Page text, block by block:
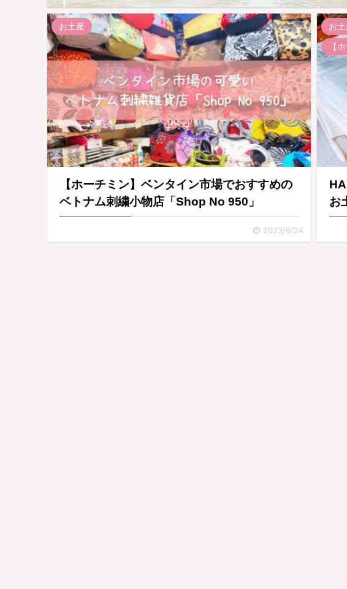
お土産
【ホーチミン】ベンタイン市場でおすすめの
ベトナム刺繍小物店「Shop No 950」
2023/6/24
お
【
お